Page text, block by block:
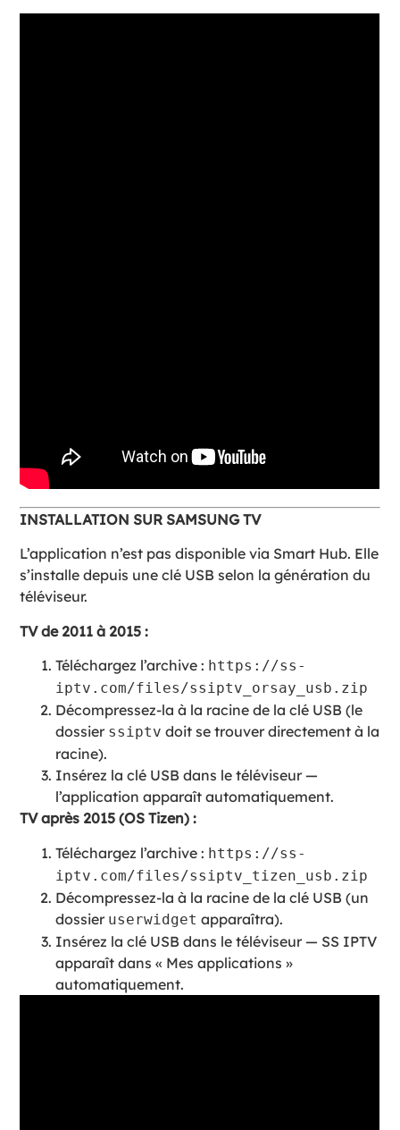
INSTALLATION SUR SAMSUNG TV
L’application n’est pas disponible via Smart Hub. Elle
s’installe depuis une clé USB selon la génération du
téléviseur.
TV de 2011 à 2015 :
Téléchargez l’archive : https://ss-
iptv.com/files/ssiptv_orsay_usb.zip
Décompressez-la à la racine de la clé USB (le
dossier ssiptv doit se trouver directement à la
racine).
Insérez la clé USB dans le téléviseur —
l’application apparaît automatiquement.
TV après 2015 (OS Tizen) :
Téléchargez l’archive : https://ss-
iptv.com/files/ssiptv_tizen_usb.zip
Décompressez-la à la racine de la clé USB (un
dossier userwidget apparaîtra).
Insérez la clé USB dans le téléviseur — SS IPTV
apparaît dans « Mes applications »
automatiquement.